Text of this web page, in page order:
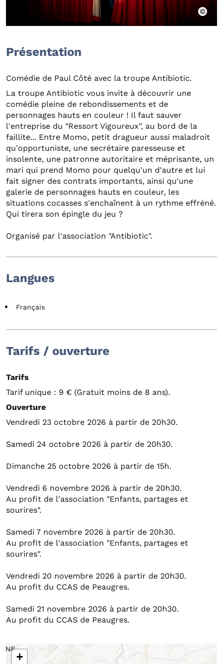
Présentation
Comédie de Paul Côté avec la troupe Antibiotic.
La troupe Antibiotic vous invite à découvrir une
comédie pleine de rebondissements et de
personnages hauts en couleur ! Il faut sauver
l'entreprise du "Ressort Vigoureux", au bord de la
faillite... Entre Momo, petit dragueur aussi maladroit
qu'opportuniste, une secrétaire paresseuse et
insolente, une patronne autoritaire et méprisante, un
mari qui prend Momo pour quelqu'un d'autre et lui
fait signer des contrats importants, ainsi qu'une
galerie de personnages hauts en couleur, les
situations cocasses s'enchaînent à un rythme effréné.
Qui tirera son épingle du jeu ?
Organisé par l'association "Antibiotic".
Langues
Français
Tarifs / ouverture
Tarifs
Tarif unique : 9 € (Gratuit moins de 8 ans).
Ouverture
Vendredi 23 octobre 2026 à partir de 20h30.
Samedi 24 octobre 2026 à partir de 20h30.
Dimanche 25 octobre 2026 à partir de 15h.
Vendredi 6 novembre 2026 à partir de 20h30.
Au profit de l'association "Enfants, partages et
sourires".
Samedi 7 novembre 2026 à partir de 20h30.
Au profit de l'association "Enfants, partages et
sourires".
Vendredi 20 novembre 2026 à partir de 20h30.
Au profit du CCAS de Peaugres.
Samedi 21 novembre 2026 à partir de 20h30.
Au profit du CCAS de Peaugres.
+